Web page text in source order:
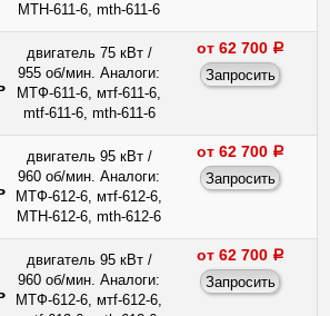
МТН-611-6, mth-611-6
двигатель 75 кВт /
955 об/мин. Аналоги:
МТФ-611-6, мтf-611-6,
mtf-611-6, mth-611-6
от 62 700 a
двигатель 95 кВт /
960 об/мин. Аналоги:
МТФ-612-6, мтf-612-6,
МТН-612-6, mth-612-6
от 62 700 a
двигатель 95 кВт /
960 об/мин. Аналоги:
МТФ-612-6, мтf-612-6,
от 62 700 a